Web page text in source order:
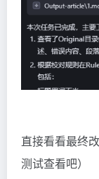
直接看看最终
测试查看吧）